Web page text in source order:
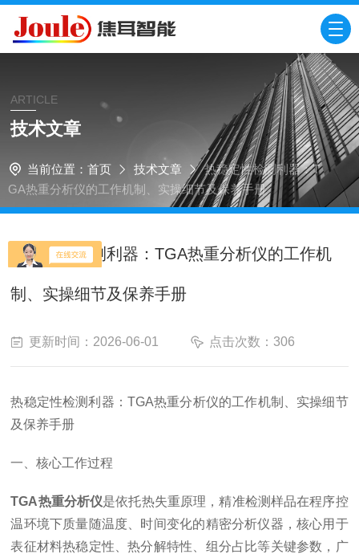
ARTICLE
技术文章
当前位置： 首页 技术文章
热稳定性检测利器：T
GA热重分析仪的工作机制、实操细节及保养手册
热稳定性检测利器：TGA热重分析仪的工作机
制、实操细节及保养手册
更新时间：2026-06-01 点击次数：306
热稳定性检测利器：TGA热重分析仪的工作机制、实操细节
及保养手册
一、核心工作过程
TGA热重分析仪是依托热失重原理，精准检测样品在程序控
温环境下质量随温度、时间变化的精密分析仪器，核心用于
表征材料热稳定性、热分解特性、组分占比等关键参数，广